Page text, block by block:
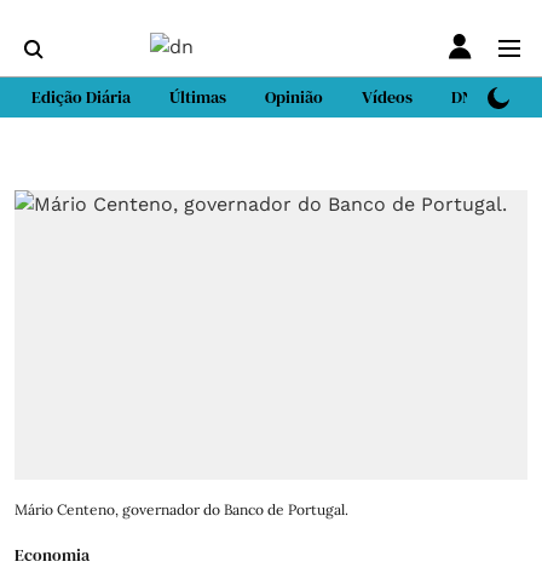
Edição Diária Últimas Opinião Vídeos DN Sport
Mário Centeno, governador do Banco de Portugal.
Economia